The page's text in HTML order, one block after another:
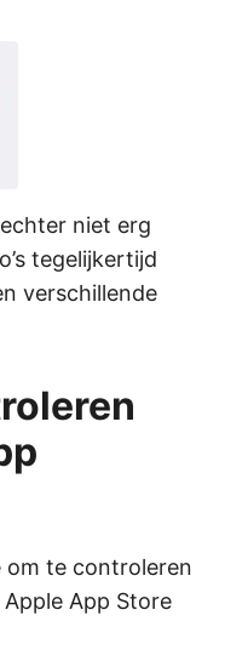
niet erg
tegelijkertijd
verschillende
om te controleren
Apple App Store